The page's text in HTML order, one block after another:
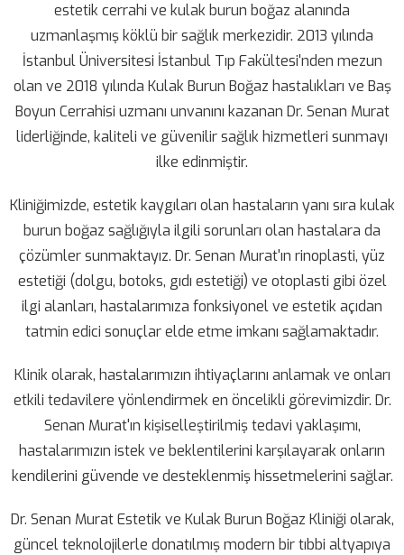
estetik cerrahi ve kulak burun boğaz alanında
uzmanlaşmış köklü bir sağlık merkezidir. 2013 yılında
İstanbul Üniversitesi İstanbul Tıp Fakültesi'nden mezun
olan ve 2018 yılında Kulak Burun Boğaz hastalıkları ve Baş
Boyun Cerrahisi uzmanı unvanını kazanan Dr. Senan Murat
liderliğinde, kaliteli ve güvenilir sağlık hizmetleri sunmayı
ilke edinmiştir.
Kliniğimizde, estetik kaygıları olan hastaların yanı sıra kulak
burun boğaz sağlığıyla ilgili sorunları olan hastalara da
çözümler sunmaktayız. Dr. Senan Murat'ın rinoplasti, yüz
estetiği (dolgu, botoks, gıdı estetiği) ve otoplasti gibi özel
ilgi alanları, hastalarımıza fonksiyonel ve estetik açıdan
tatmin edici sonuçlar elde etme imkanı sağlamaktadır.
Klinik olarak, hastalarımızın ihtiyaçlarını anlamak ve onları
etkili tedavilere yönlendirmek en öncelikli görevimizdir. Dr.
Senan Murat'ın kişiselleştirilmiş tedavi yaklaşımı,
hastalarımızın istek ve beklentilerini karşılayarak onların
kendilerini güvende ve desteklenmiş hissetmelerini sağlar.
Dr. Senan Murat Estetik ve Kulak Burun Boğaz Kliniği olarak,
güncel teknolojilerle donatılmış modern bir tıbbi altyapıya